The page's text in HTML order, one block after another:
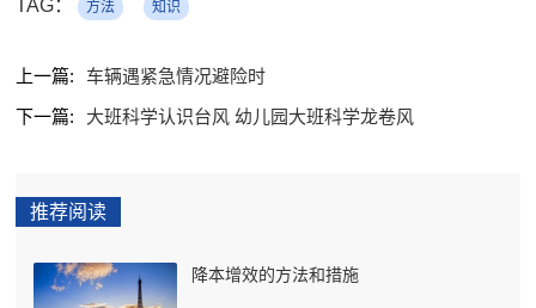
TAG： 方法 知识
上一篇:
车辆遇紧急情况避险时
下一篇:
大班科学认识台风 幼儿园大班科学龙卷风
推荐阅读
降本增效的方法和措施